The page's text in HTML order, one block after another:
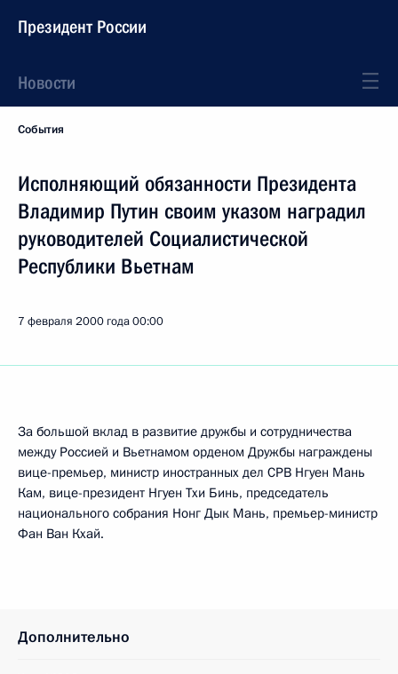
Президент России
Новости
События
Исполняющий обязанности Президента
Владимир Путин своим указом наградил
руководителей Социалистической
Республики Вьетнам
7 февраля 2000 года00:00
За большой вклад в развитие дружбы и сотрудничества
между Россией и Вьетнамом орденом Дружбы награждены
вице-премьер, министр иностранных дел СРВ Нгуен Мань
Кам, вице-президент Нгуен Тхи Бинь, председатель
национального собрания Нонг Дык Мань, премьер-министр
Фан Ван Кхай.
Дополнительно